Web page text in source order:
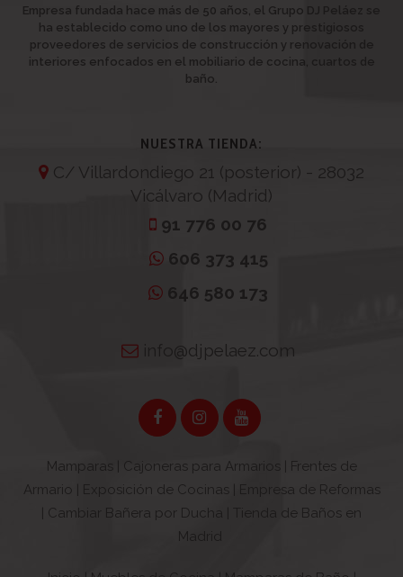
Empresa fundada hace más de 50 años, el Grupo DJ Peláez se
ha establecido como uno de los mayores y prestigiosos
proveedores de servicios de construcción y renovación de
interiores enfocados en el mobiliario de cocina, cuartos de
baño.
NUESTRA TIENDA:
C/ Villardondiego 21 (posterior) - 28032
Vicálvaro (Madrid)
91 776 00 76
606 373 415
646 580 173
info@djpelaez.com
Mamparas Cajoneras para Armarios
Frentes de
Armario
Exposición de Cocinas|
Empresa de Reformas
Cambiar Bañera por Ducha
Tienda de Baños en
Madrid